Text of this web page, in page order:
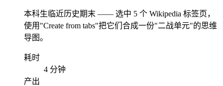
本科生临近历史期末 —— 选中 5 个 Wikipedia 标签页，
使用"Create from tabs"把它们合成一份"二战单元"的思维
导图。
耗时
4 分钟
产出